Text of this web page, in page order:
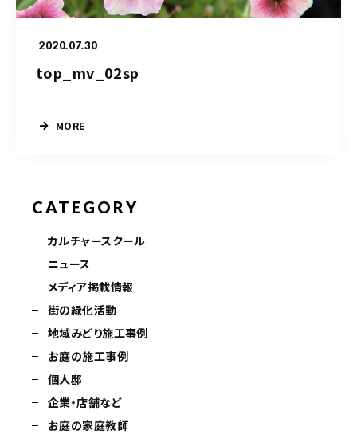
2020.07.30
top_mv_02sp
MORE
CATEGORY
カルチャースクール
ニュース
メディア掲載情報
街の緑化活動
地域みどり施工事例
お庭の施工事例
個人邸
企業・店舗など
お庭の家庭教師
営業時間